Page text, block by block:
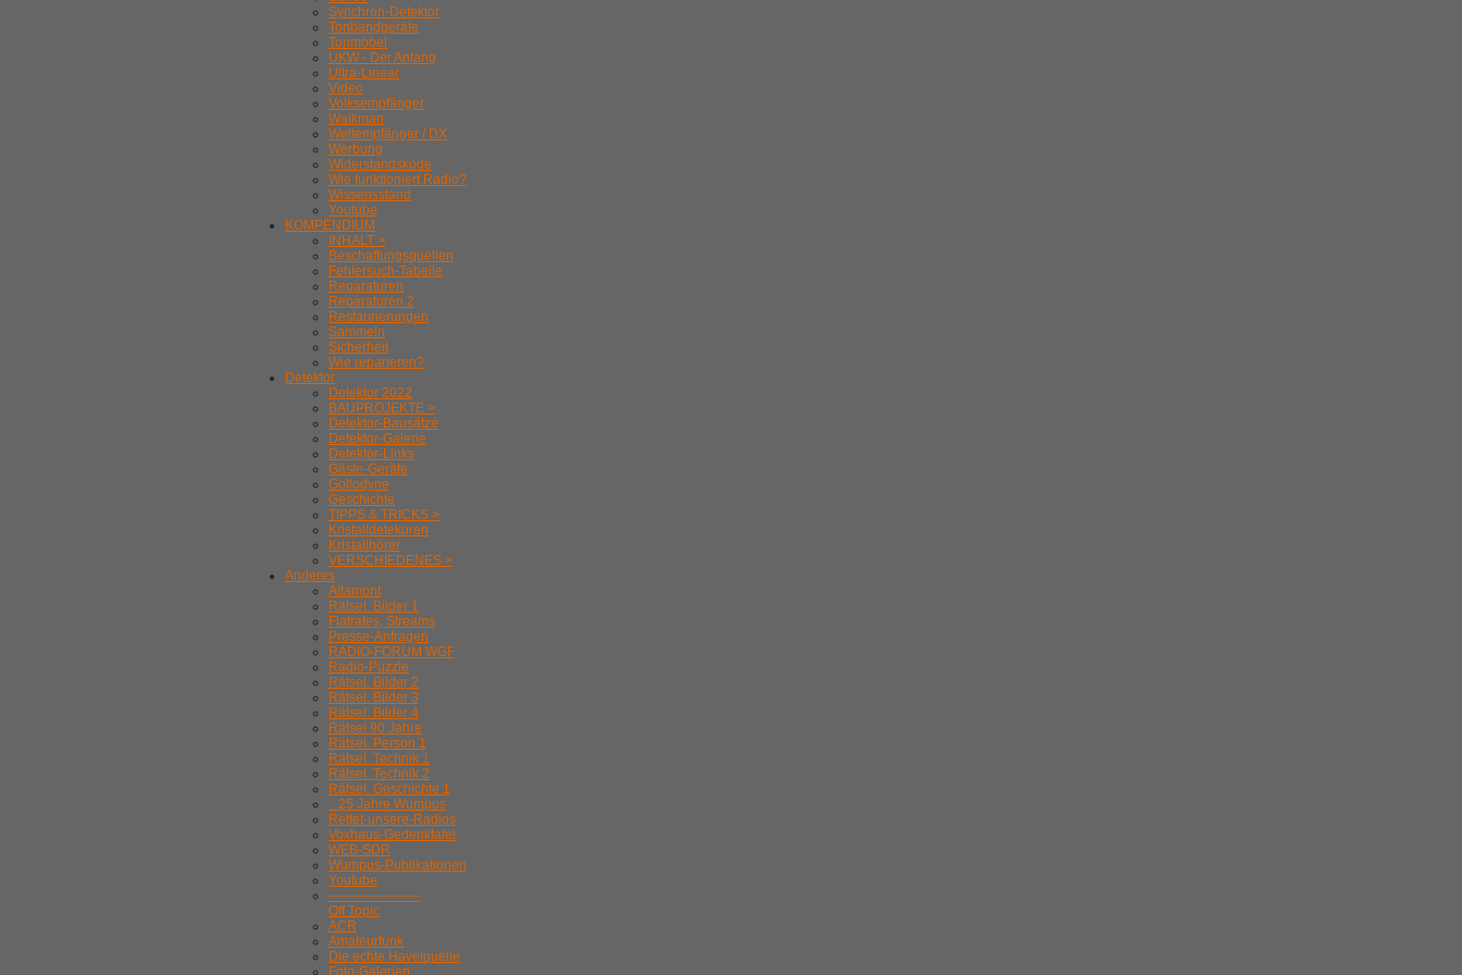
Synchron-Detektor
Tonbandgeräte
Tonmöbel
UKW - Der Anfang
Ultra-Linear
Video
Volksempfänger
Walkman
Weltempfänger / DX
Werbung
Widerstandskode
Wie funktioniert Radio?
Wissensstand
Youtube
KOMPENDIUM
INHALT >
Beschaffungsquellen
Fehlersuch-Tabelle
Reparaturen
Reparaturen 2
Restaurierungen
Sammeln
Sicherheit
Wie reparieren?
Detektor
Detektor 2022
BAUPROJEKTE >
Detektor-Bausätze
Detektor-Galerie
Detektor-Links
Gäste-Geräte
Gollodyne
Geschichte
TIPPS & TRICKS >
Kristalldetekoren
Kristallhörer
VERSCHIEDENES >
Anderes
Altamont
Rätsel. Bilder 1
Flatrates, Streams
Presse-Anfragen
RADIO-FORUM WGF
Radio-Puzzle
Rätsel. Bilder 2
Rätsel. Bilder 3
Rätsel. Bilder 4
Rätsel 90 Jahre
Rätsel. Person 1
Rätsel. Technik 1
Rätsel. Technik 2
Rätsel. Geschichte 1
.. 25 Jahre Wumpus
Rettet-unsere-Radios
Voxhaus-Gedenktafel
WEB-SDR
Wumpus-Publikationen
Youtube
---------------------
Off Topic
ACR
Amateurfunk
Die echte Havelquelle
Foto-Galerien